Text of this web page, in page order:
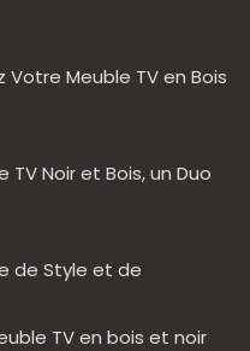
Meuble TV en Bois
TV Noir et Bois, un Duo
de Style et de
TV en bois et noir